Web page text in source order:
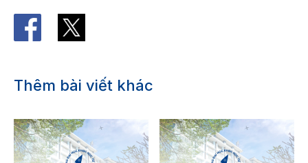
Thêm bài viết khác